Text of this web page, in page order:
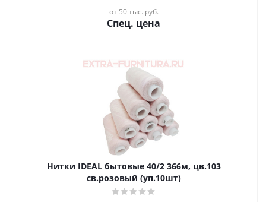
от 50 тыс. руб.
Спец. цена
Нитки IDEAL бытовые 40/2 366м, цв.103
св.розовый (уп.10шт)